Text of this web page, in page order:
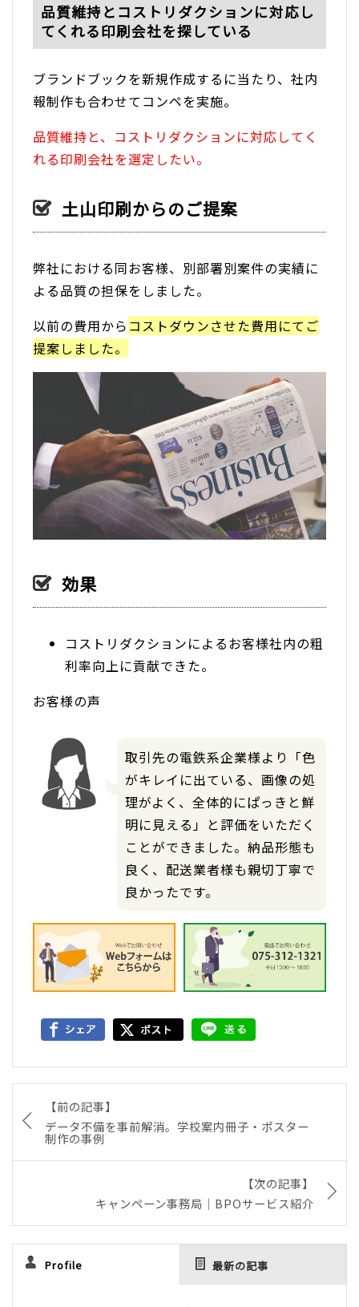
品質維持とコストリダクションに対応し
てくれる印刷会社を探している
ブランドブックを新規作成するに当たり、社内
報制作も合わせてコンペを実施。
品質維持と、コストリダクションに対応してく
れる印刷会社を選定したい。
土山印刷からのご提案
弊社における同お客様、別部署別案件の実績に
よる品質の担保をしました。
以前の費用から コストダウンさせた費用にてご
提案しました。
効果
コストリダクションによるお客様社内の粗
利率向上に貢献できた。
お客様の声
取引先の電鉄系企業様より「色
がキレイに出ている、画像の処
理がよく、全体的にぱっきと鮮
明に見える」と評価をいただく
ことができました。納品形態も
良く、配送業者様も親切丁寧で
良かったです。
【前の記事】
データ不備を事前解消。学校案内冊子・ポスター
制作の事例
【次の記事】
キャンペーン事務局｜BPOサービス紹介
Profile 最新の記事